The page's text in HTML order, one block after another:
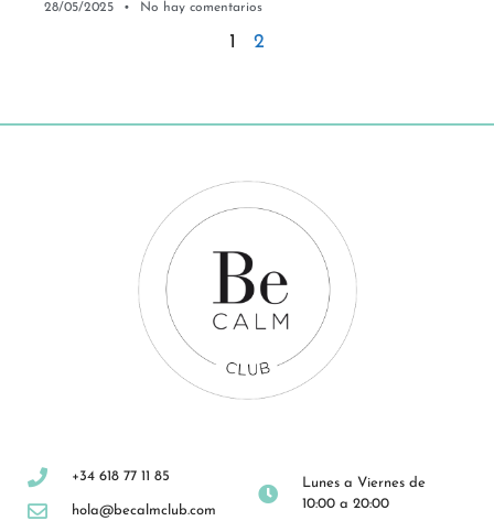
28/05/2025 No hay comentarios
1 2
+34 618 77 11 85
hola@becalmclub.com
Lunes a Viernes de
10:00 a 20:00